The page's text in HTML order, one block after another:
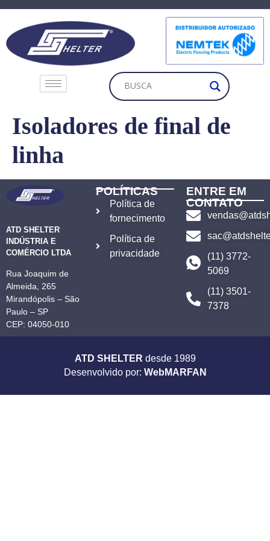
Isoladores de final de
linha
ATD SHELTER
INDÚSTRIA E
COMÉRCIO LTDA
Rua Joaquim de
Almeida, 265
Mirandópolis – São
Paulo – SP
CEP: 04050-010
POLÍTICAS
Política de
fornecimento
Política de
privacidade
ENTRE EM
CONTATO
(11) 3772-
5069
(11) 3501-
7378
ATD SHELTER desde 1989
Desenvolvido por: WebMARFAN